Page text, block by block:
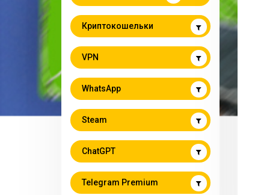
Криптокошельки
VPN
WhatsApp
Steam
ChatGPT
Telegram Premium